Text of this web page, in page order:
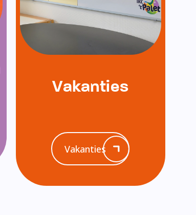
Vakanties
Vakanties